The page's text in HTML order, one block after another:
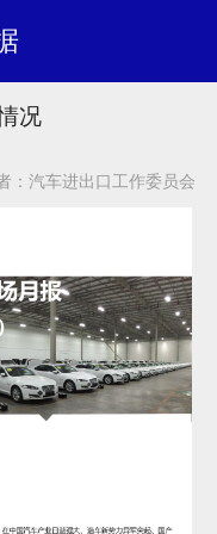
况
：汽车进出口工作委员会